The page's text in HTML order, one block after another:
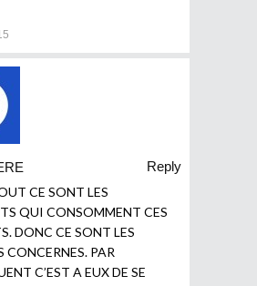
Reply
CE SONT LES
QUI CONSOMMENT CES
DONC CE SONT LES
CONCERNES. PAR
C’EST A EUX DE SE